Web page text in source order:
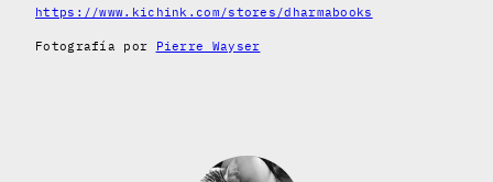
https://www.kichink.com/stores/dharmabooks
Fotografía por Pierre Wayser